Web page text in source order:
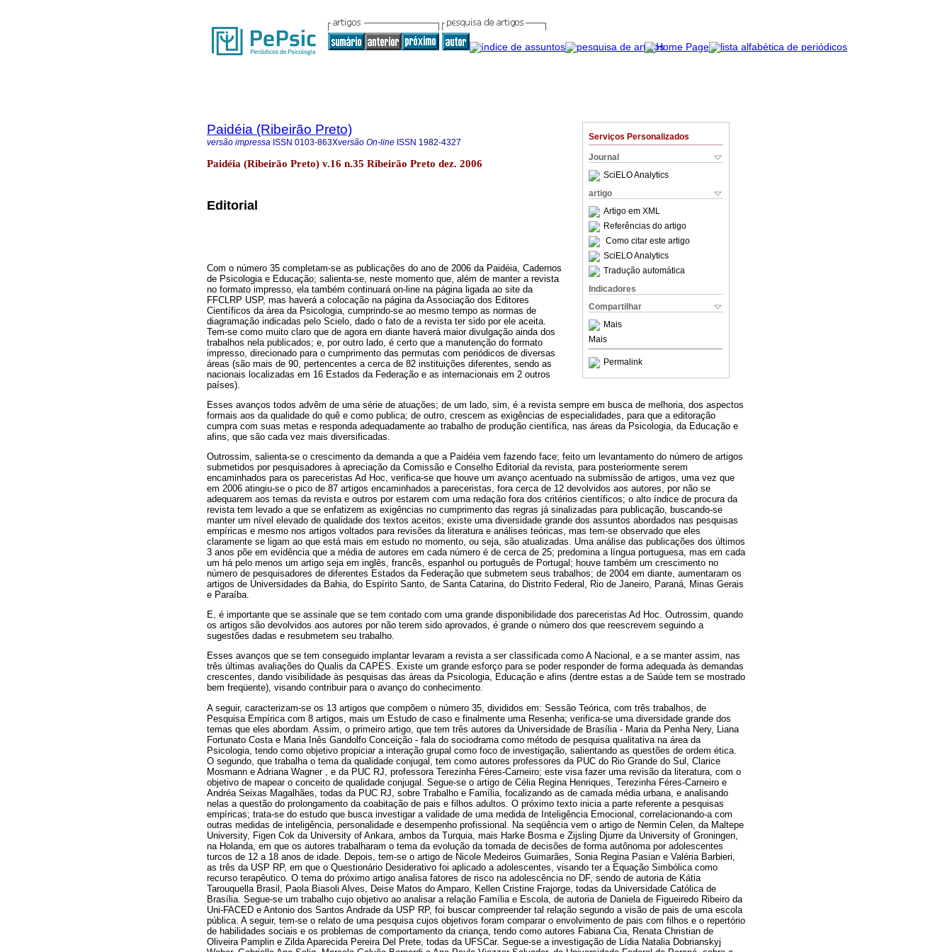
Serviços Personalizados
Journal
SciELO Analytics
artigo
Artigo em XML
Referências do artigo
Como citar este artigo
SciELO Analytics
Tradução automática
Indicadores
Compartilhar
Mais
Mais
Permalink
Paidéia (Ribeirão Preto)
versão impressa ISSN 0103-863Xversão On-line ISSN 1982-4327
Paidéia (Ribeirão Preto) v.16 n.35 Ribeirão Preto dez. 2006
Editorial
Com o número 35 completam-se as publicações do ano de 2006 da Paidéia, Cadernos
de Psicologia e Educação; salienta-se, neste momento que, além de manter a revista
no formato impresso, ela também continuará on-line na página ligada ao site da
FFCLRP USP, mas haverá a colocação na página da Associação dos Editores
Científicos da área da Psicologia, cumprindo-se ao mesmo tempo as normas de
diagramação indicadas pelo Scielo, dado o fato de a revista ter sido por ele aceita.
Tem-se como muito claro que de agora em diante haverá maior divulgação ainda dos
trabalhos nela publicados; e, por outro lado, é certo que a manutenção do formato
impresso, direcionado para o cumprimento das permutas com periódicos de diversas
áreas (são mais de 90, pertencentes a cerca de 82 instituições diferentes, sendo as
nacionais localizadas em 16 Estados da Federação e as internacionais em 2 outros
países).
Esses avanços todos advêm de uma série de atuações; de um lado, sim, é a revista sempre em busca de melhoria, dos aspectos
formais aos da qualidade do quê e como publica; de outro, crescem as exigências de especialidades, para que a editoração
cumpra com suas metas e responda adequadamente ao trabalho de produção científica, nas áreas da Psicologia, da Educação e
afins, que são cada vez mais diversificadas.
Outrossim, salienta-se o crescimento da demanda a que a Paidéia vem fazendo face; feito um levantamento do número de artigos
submetidos por pesquisadores à apreciação da Comissão e Conselho Editorial da revista, para posteriormente serem
encaminhados para os pareceristas Ad Hoc, verifica-se que houve um avanço acentuado na submissão de artigos, uma vez que
em 2006 atingiu-se o pico de 87 artigos encaminhados a pareceristas, fora cerca de 12 devolvidos aos autores, por não se
adequarem aos temas da revista e outros por estarem com uma redação fora dos critérios científicos; o alto índice de procura da
revista tem levado a que se enfatizem as exigências no cumprimento das regras já sinalizadas para publicação, buscando-se
manter um nível elevado de qualidade dos textos aceitos; existe uma diversidade grande dos assuntos abordados nas pesquisas
empíricas e mesmo nos artigos voltados para revisões da literatura e análises teóricas, mas tem-se observado que eles
claramente se ligam ao que está mais em estudo no momento, ou seja, são atualizadas. Uma análise das publicações dos últimos
3 anos põe em evidência que a média de autores em cada número é de cerca de 25; predomina a língua portuguesa, mas em cada
um há pelo menos um artigo seja em inglês, francês, espanhol ou português de Portugal; houve também um crescimento no
número de pesquisadores de diferentes Estados da Federação que submetem seus trabalhos; de 2004 em diante, aumentaram os
artigos de Universidades da Bahia, do Espírito Santo, de Santa Catarina, do Distrito Federal, Rio de Janeiro, Paraná, Minas Gerais
e Paraíba.
E, é importante que se assinale que se tem contado com uma grande disponibilidade dos pareceristas Ad Hoc. Outrossim, quando
os artigos são devolvidos aos autores por não terem sido aprovados, é grande o número dos que reescrevem seguindo a
sugestões dadas e resubmetem seu trabalho.
Esses avanços que se tem conseguido implantar levaram a revista a ser classificada como A Nacional, e a se manter assim, nas
três últimas avaliações do Qualis da CAPES. Existe um grande esforço para se poder responder de forma adequada às demandas
crescentes, dando visibilidade às pesquisas das áreas da Psicologia, Educação e afins (dentre estas a de Saúde tem se mostrado
bem freqüente), visando contribuir para o avanço do conhecimento.
A seguir, caracterizam-se os 13 artigos que compõem o número 35, divididos em: Sessão Teórica, com três trabalhos, de
Pesquisa Empírica com 8 artigos, mais um Estudo de caso e finalmente uma Resenha; verifica-se uma diversidade grande dos
temas que eles abordam. Assim, o primeiro artigo, que tem três autores da Universidade de Brasília - Maria da Penha Nery, Liana
Fortunato Costa e Maria Inês Gandolfo Conceição - fala do sociodrama como método de pesquisa qualitativa na área da
Psicologia, tendo como objetivo propiciar a interação grupal como foco de investigação, salientando as questões de ordem ética.
O segundo, que trabalha o tema da qualidade conjugal, tem como autores professores da PUC do Rio Grande do Sul, Clarice
Mosmann e Adriana Wagner , e da PUC RJ, professora Terezinha Féres-Carneiro; este visa fazer uma revisão da literatura, com o
objetivo de mapear o conceito de qualidade conjugal. Segue-se o artigo de Célia Regina Henriques, Terezinha Féres-Carneiro e
Andréa Seixas Magalhães, todas da PUC RJ, sobre Trabalho e Família, focalizando as de camada média urbana, e analisando
nelas a questão do prolongamento da coabitação de pais e filhos adultos. O próximo texto inicia a parte referente a pesquisas
empíricas; trata-se do estudo que busca investigar a validade de uma medida de Inteligência Emocional, correlacionando-a com
outras medidas de inteligência, personalidade e desempenho profissional. Na seqüência vem o artigo de Nermin Celen, da Maltepe
University, Figen Cok da University of Ankara, ambos da Turquia, mais Harke Bosma e Zijsling Djurre da University of Groningen,
na Holanda, em que os autores trabalharam o tema da evolução da tomada de decisões de forma autônoma por adolescentes
turcos de 12 a 18 anos de idade. Depois, tem-se o artigo de Nicole Medeiros Guimarães, Sonia Regina Pasian e Valéria Barbieri,
as três da USP RP, em que o Questionário Desiderativo foi aplicado a adolescentes, visando ter a Equação Simbólica como
recurso terapêutico. O tema do próximo artigo analisa fatores de risco na adolescência no DF, sendo de autoria de Kátia
Tarouquella Brasil, Paola Biasoli Alves, Deise Matos do Amparo, Kellen Cristine Frajorge, todas da Universidade Católica de
Brasília. Segue-se um trabalho cujo objetivo ao analisar a relação Família e Escola, de autoria de Daniela de Figueiredo Ribeiro da
Uni-FACED e Antonio dos Santos Andrade da USP RP, foi buscar compreender tal relação segundo a visão de pais de uma escola
pública. A seguir, tem-se o relato de uma pesquisa cujos objetivos foram comparar o envolvimento de pais com filhos e o repertório
de habilidades sociais e os problemas de comportamento da criança, tendo como autores Fabiana Cia, Renata Christian de
Oliveira Pamplin e Zilda Aparecida Pereira Del Prete, todas da UFSCar. Segue-se a investigação de Lídia Natalia Dobrianskyj